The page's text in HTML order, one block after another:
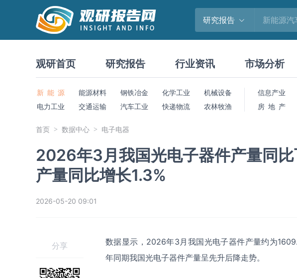
研究报告
观研首页 研究报告 行业资讯 市场分析
新 能 源 能源材料 钢铁冶金 化学工业
机械设备
电力工业
交通运输 汽车工业 快递物流 农林牧渔
信息产业
房 地 产
首页 数据中心 电子电器
2026年3月我国光电子器件产量同
产量同比增长1.3%
2026-05-20 09:01
分享
数据显示，2026年3月我国光电子器件产量约为
年同期我国光电子器件产量呈先升后降走势。